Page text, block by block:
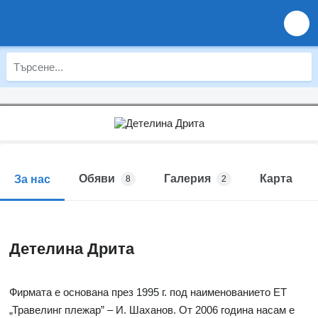
За нас Обяви 8 Галерия 2 Карта
Детелина Дрита
Фирмата е основана през 1995 г. под наименованието ЕТ
„Травелинг плежар” – И. Шаханов. От 2006 година насам е